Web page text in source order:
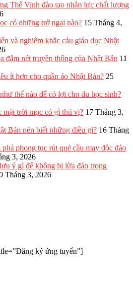
Thế Vinh đào tạo nhân lực chất lượng
có những trở ngại nào? 15 Tháng 4,
và nghiêm khắc cảu giáo dục Nhật
đậm nét truyền thống của Nhật Bản 11
ít hơn cho quần áo Nhật Bản? 25
thế nào để có lợi cho du học sinh?
mặt trời mọc có gì thú vị? 17 Tháng 3,
Bản nên biết những điều gì? 16 Tháng
phong tục rút quẻ cầu may độc đáo
3, 2026
ý gì để không bị lừa đảo trong
Tháng 3, 2026
ký ứng tuyển”]